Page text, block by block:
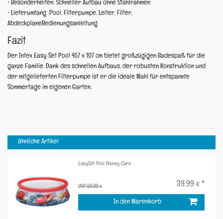
• Besonderheiten: Schneller Aufbau ohne Stahlrahmen
• Lieferumfang: Pool, Filterpumpe, Leiter, Filter,
AbdeckplaneBedienungsanleitung
Fazit
Der Intex Easy Set Pool 457 x 107 cm bietet großzügigen Badespaß für die
ganze Familie. Dank des schnellen Aufbaus, der robusten Konstruktion und
der mitgelieferten Filterpumpe ist er die ideale Wahl für entspannte
Sommertage im eigenen Garten.
ähnliche Artikel
EasySet Pool Disney Cars
UVP 69,99 € 39,99 € *
In den Warenkorb